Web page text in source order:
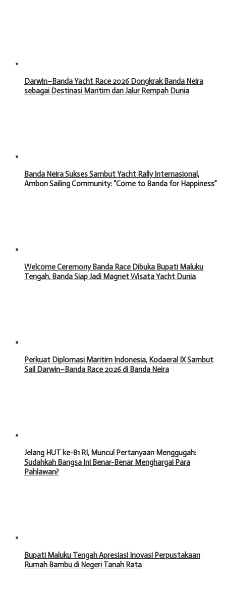
Darwin–Banda Yacht Race 2026 Dongkrak Banda Neira
sebagai Destinasi Maritim dan Jalur Rempah Dunia
Banda Neira Sukses Sambut Yacht Rally Internasional,
Ambon Sailing Community: “Come to Banda for Happiness”
Welcome Ceremony Banda Race Dibuka Bupati Maluku
Tengah, Banda Siap Jadi Magnet Wisata Yacht Dunia
Perkuat Diplomasi Maritim Indonesia, Kodaeral IX Sambut
Sail Darwin–Banda Race 2026 di Banda Neira
Jelang HUT ke-81 RI, Muncul Pertanyaan Menggugah:
Sudahkah Bangsa Ini Benar-Benar Menghargai Para
Pahlawan?
Bupati Maluku Tengah Apresiasi Inovasi Perpustakaan
Rumah Bambu di Negeri Tanah Rata